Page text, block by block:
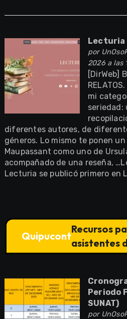
Lecturia
por
2026 a las
[DirWeb]
mi
seriedad:
diferentes autores, de
géneros. Lo mismo te ponen
Maupassant como uno de
acompañado de una reseña,
Lecturia se publicó primero en
Quipucont
Recursos
asistentes
Periodo
SUNAT)
por